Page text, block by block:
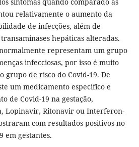
relativamente o aumento da
de infecções, além de
hepáticas alteradas.
representam um grupo
infecciosas, por isso é muito
grupo de risco do Covid-19. De
um medicamento especifico e
de Covid-19 na gestação,
Lopinavir, Ritonavir ou Interferon-
com resultados positivos no
em gestantes.